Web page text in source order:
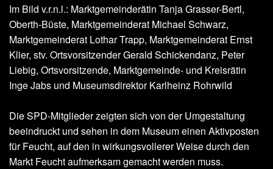
Im Bild v.r.n.l.: Marktgemeinderätin Tanja Grasser-Bertl,
Oberth-Büste, Marktgemeinderat Michael Schwarz,
Marktgemeinderat Lothar Trapp, Marktgemeinderat Ernst
Klier, stv. Ortsvorsitzender Gerald Schickendanz, Peter
Liebig, Ortsvorsitzende, Marktgemeinde- und Kreisrätin
Inge Jabs und Museumsdirektor Karlheinz Rohrwild
Die SPD-Mitglieder zeigten sich von der Umgestaltung
beeindruckt und sehen in dem Museum einen Aktivposten
für Feucht, auf den in wirkungsvollerer Weise durch den
Markt Feucht aufmerksam gemacht werden muss.